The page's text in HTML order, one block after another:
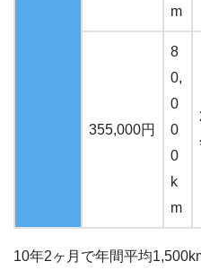
m
355,000円
8
0,
0
0
0
k
m
10年2ヶ月で年間平均